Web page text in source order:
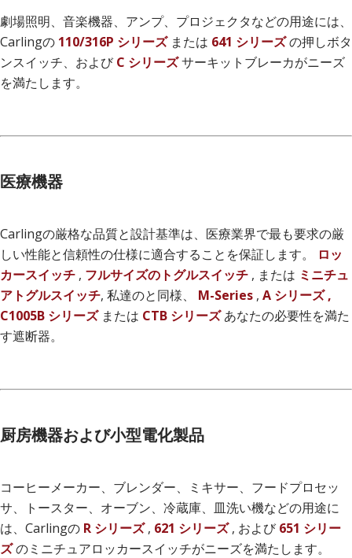
劇場照明、音楽機器、アンプ、プロジェクタなどの用途には、
Carlingの 110/316P シリーズまたは 641 シリーズの押しボタ
ンスイッチ、およびC シリーズサーキットブレーカがニーズ
を満たします。
医療機器
Carlingの厳格な品質と設計基準は、医療業界で最も要求の厳
しい性能と信頼性の仕様に適合することを保証します。
ロッ
カースイッチ , フルサイズのトグルスイッチ , または ミニチュ
アトグルスイッチ, 私達のと同様、 M-Series , A シリーズ ,
C1005B シリーズまたは CTB シリーズあなたの必要性を満た
す遮断器。
厨房機器および小型電化製品
コーヒーメーカー、ブレンダー、ミキサー、フードプロセッ
サ、トースター、オーブン、冷蔵庫、皿洗い機などの用途に
は、Carlingの R シリーズ, 621 シリーズ, および651 シリー
ズのミニチュアロッカースイッチがニーズを満たします。